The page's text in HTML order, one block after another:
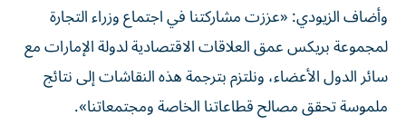
وأضاف الزيودي: «عززت مشاركتنا في اجتماع وزراء التجارة
لمجموعة بريكس عمق العلاقات الاقتصادية لدولة الإمارات مع
سائر الدول الأعضاء، ونلتزم بترجمة هذه النقاشات إلى نتائج
ملموسة تحقق مصالح قطاعاتنا الخاصة ومجتمعاتنا».